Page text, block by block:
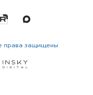
права защищены